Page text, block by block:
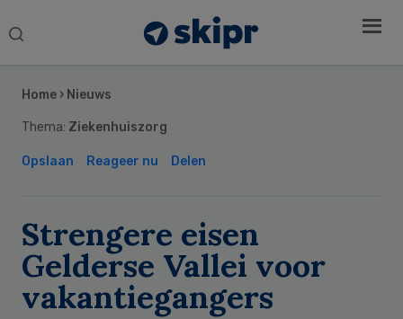
Search
Home › Nieuws
Thema: Ziekenhuiszorg
Opslaan Reageer nu Delen
Strengere eisen
Gelderse Vallei voor
vakantiegangers
Sidebar